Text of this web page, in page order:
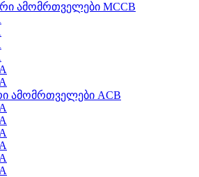
ამომრთველები MCCB
ამომრთველები ACB